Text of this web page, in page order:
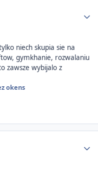
niech skupia sie na
gymkhanie, rozwalaniu
zawsze wybijalo z
okens